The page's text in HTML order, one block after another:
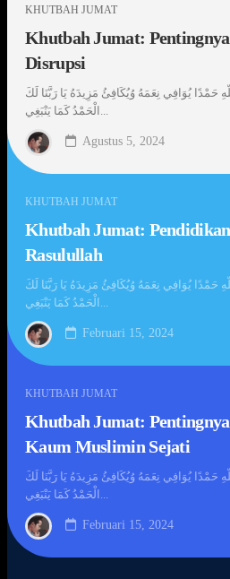
KHUTBAH JUMAT
Khutbah Jumat:
Disrupsi
حَمْدًا يُوَافِي نِعَمَهُ وُيُكَافِئُ مَزِيدَهُ يَا رَبَّنَا لَكَ
الْحَمْدُ كَمَا يَنْبَغِي...
Agustus 5, 2024
KHUTBAH JUMAT
Khutbah Jumat:
Rasulullah
حَمْدًا يُوَافِي نِعَمَهُ وُيُكَافِئُ مَزِيدَهُ يَا رَبَّنَا لَكَ
الْحَمْدُ كَمَا يَنْبَغِي...
Februari 15, 2024
KHUTBAH JUMAT
Khutbah Jumat:
Kaum Muslimin Sejati
حَمْدًا يُوَافِي نِعَمَهُ وُيُكَافِئُ مَزِيدَهُ يَا رَبَّنَا لَكَ
الْحَمْدُ كَمَا يَنْبَغِي...
Februari 15, 2024